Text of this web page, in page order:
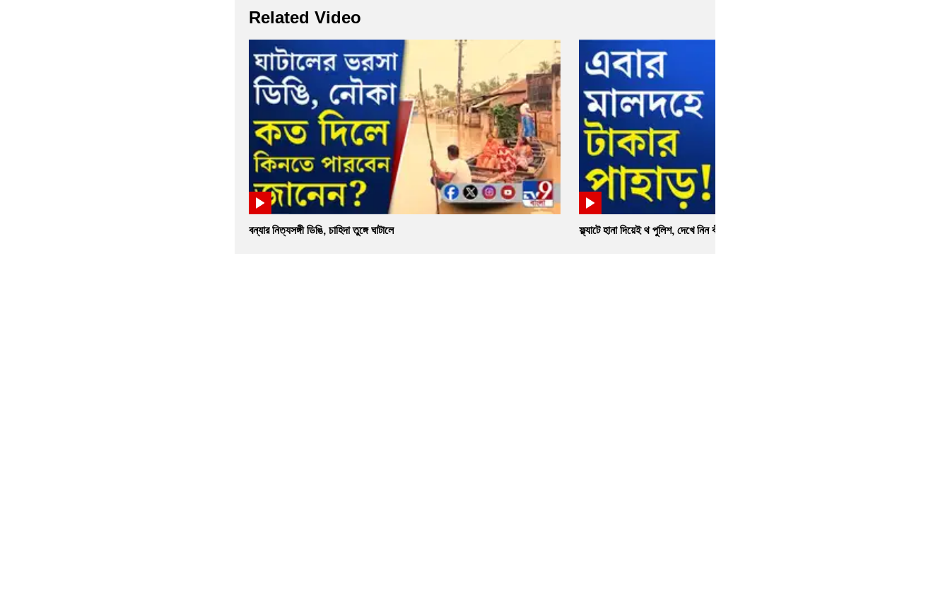
Related Video
বন্যার নিত্যসঙ্গী ডিঙি, চাহিদা তুঙ্গে ঘাটালে ফ্ল্যাটে হানা দিয়েই থ পুলিশ, দেখে নিন কী কী পাওয়া গেল